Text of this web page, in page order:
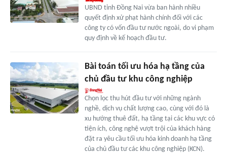
UBND tỉnh Đồng Nai vừa ban hành nhiều
quyết định xử phạt hành chính đối với các
công ty có vốn đầu tư nước ngoài, do vi phạm
quy định về kế hoạch đầu tư.
Bài toán tối ưu hóa hạ tầng của
chủ đầu tư khu công nghiệp
Chọn lọc thu hút đầu tư với những ngành
nghề, dịch vụ chất lượng cao, cùng với đó là
xu hướng thuê đất, hạ tầng tại các khu vực có
tiện ích, công nghệ vượt trội của khách hàng
đặt ra yêu cầu tối ưu hóa kinh doanh hạ tầng
của chủ đầu tư các khu công nghiệp (KCN).